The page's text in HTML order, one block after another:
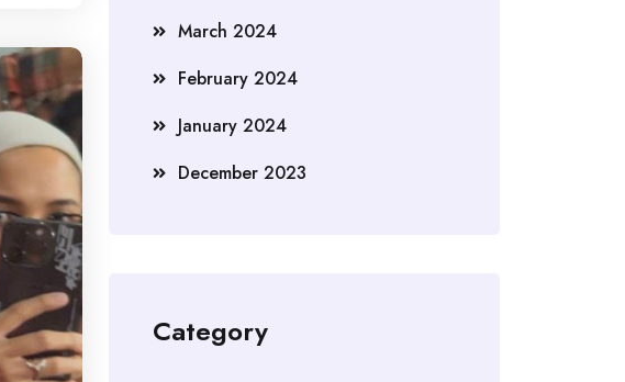
March 2024
February 2024
January 2024
December 2023
Category